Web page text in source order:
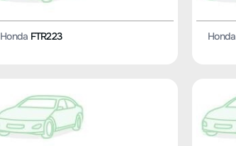
Honda FTR223 Honda